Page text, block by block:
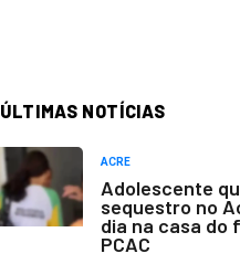
ÚLTIMAS NOTÍCIAS
ACRE
Adolescente
sequestro no
dia na casa do
PCAC